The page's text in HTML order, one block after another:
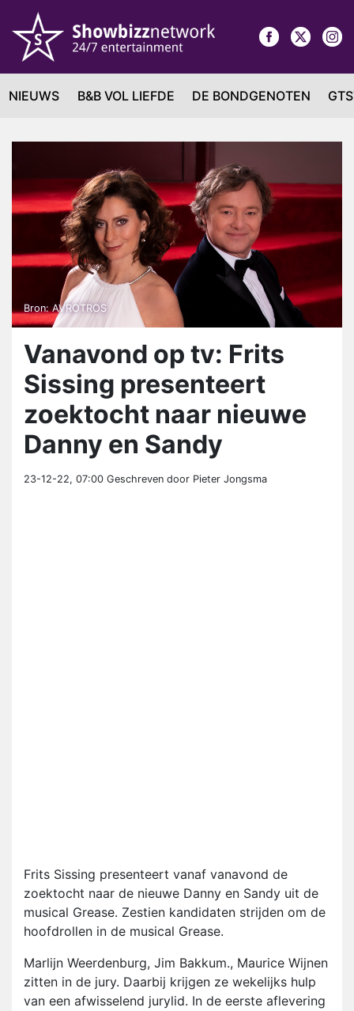
NIEUWS B&B VOL LIEFDE DE BONDGENOTEN
Bron: AVROTROS
Vanavond op tv: Frits
Sissing presenteert
zoektocht naar nieuwe
Danny en Sandy
23-12-22, 07:00 Geschreven door Pieter Jongsma
Frits Sissing presenteert vanaf vanavond de
zoektocht naar de nieuwe Danny en Sandy uit de
musical Grease. Zestien kandidaten strijden om de
hoofdrollen in de musical Grease.
Marlijn Weerdenburg, Jim Bakkum., Maurice Wijnen
zitten in de jury. Daarbij krijgen ze wekelijks hulp
van een afwisselend jurylid. In de eerste aflevering